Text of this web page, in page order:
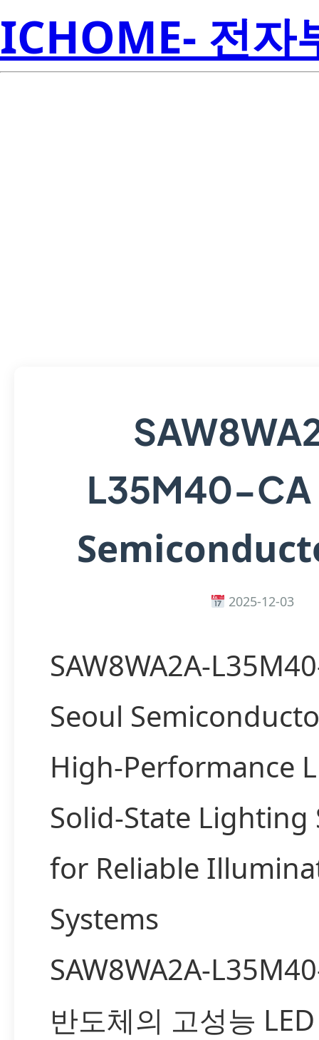
ICHOME- 전자
L35M40-CA
2025-12-03
SAW8WA2A-
Seoul
High-Performance
Solid-State Lighting
for Reliable
Systems
SAW8WA2A-
반도체의 고성능